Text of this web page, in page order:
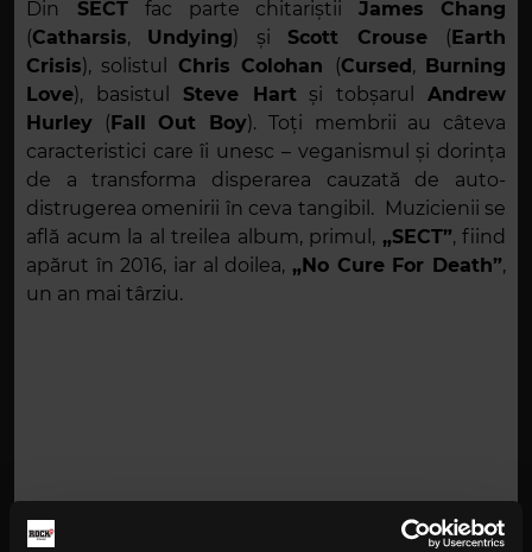
Din SECT fac parte chitariștii James Chang
(Catharsis, Undying) și Scott Crouse ( Earth
Crisis), solistul Chris Colohan (Cursed ,
Burning
Love), basistul Steve Hartși tobșarulAndrew
Hurley ( Fall Out Boy). Toți membrii au câteva
caracteristici care îi unesc – veganismul și dorința
de a transforma disperarea cauzată de auto-
distrugerea omenirii în ceva tangibil. Muzicienii se
află acum la al treilea album, primul, „SECT”, fiind
apărut în 2016, iar al doilea, „No Cure For Death”,
un an mai târziu.